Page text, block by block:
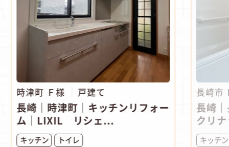
時津町 Ｆ様 戸建て
長崎｜時津町│キッチンリフォー
ム│LIXIL リシェ...
キッチン トイレ
長崎市
長崎
クリ
キッチン